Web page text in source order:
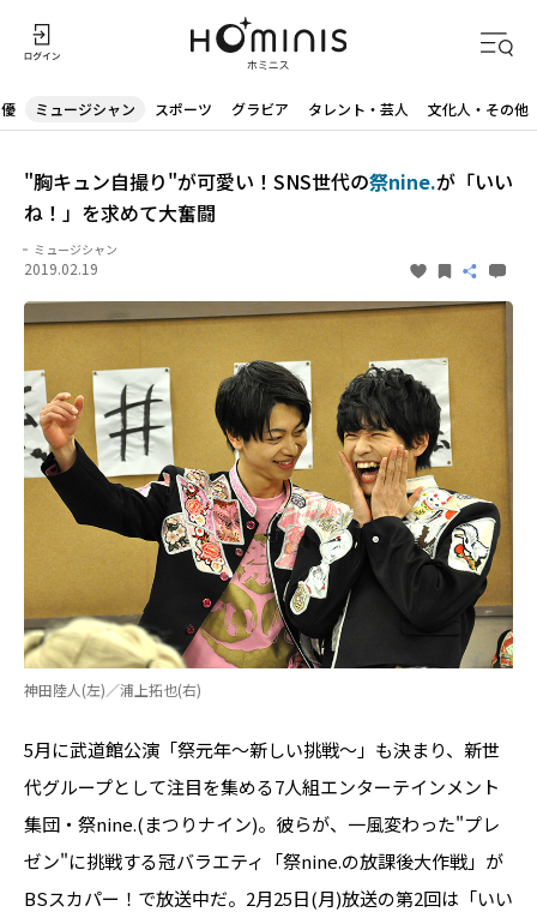
ミュージシャン スポーツ グラビア タレント・芸人 文化人・その他
"胸キュン自撮り"が可愛い！SNS世代の祭nine.が「いい
ね！」を求めて大奮闘
ミュージシャン
2019.02.19
神田陸人(左)／浦上拓也(右)
5月に武道館公演「祭元年～新しい挑戦～」も決まり、新世
代グループとして注目を集める7人組エンターテインメント
集団・祭nine.(まつりナイン)。彼らが、一風変わった"プレ
ゼン"に挑戦する冠バラエティ「祭nine.の放課後大作戦」が
BSスカパー！で放送中だ。2月25日(月)放送の第2回は「いい